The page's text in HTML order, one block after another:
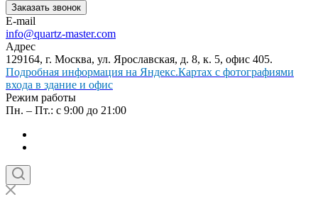
Заказать звонок
E-mail
info@quartz-master.com
Адрес
129164, г. Москва, ул. Ярославская, д. 8, к. 5, офис 405.
Подробная информация на Яндекс.Картах с фотографиями
входа в здание и офис
Режим работы
Пн. – Пт.: с 9:00 до 21:00